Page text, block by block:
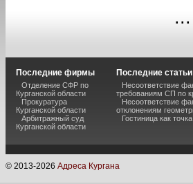
...
Последние фирмы
Отделение СФР по
Курганской области
Прокуратура
Курганской области
Арбитражный суд
Курганской области
Последние статьи
Несоответствие
требованиям СП по
Несоответствие
отклонениям
Гостиница как
© 2013-2026 Адреса Кургана